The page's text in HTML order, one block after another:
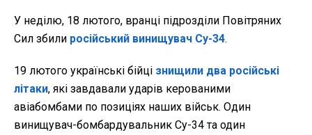
У неділю, 18 лютого, вранці підрозділи Повітряних
Сил збили російський винищувач Су-34.
19 лютого українські бійці знищили два російські
літаки, які завдавали ударів керованими
авіабомбами по позиціях наших військ. Один
винищувач-бомбардувальник Су-34 та один